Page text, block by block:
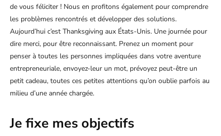
de vous féliciter ! Nous en profitons également pour comprendre
les problèmes rencontrés et développer des solutions.
Aujourd’hui c’est Thanksgiving aux États-Unis. Une journée pour
dire merci, pour être reconnaissant. Prenez un moment pour
penser à toutes les personnes impliquées dans votre aventure
entrepreneuriale, envoyez-leur un mot, prévoyez peut-être un
petit cadeau, toutes ces petites attentions qu’on oublie parfois au
milieu d’une année chargée.
Je fixe mes objectifs